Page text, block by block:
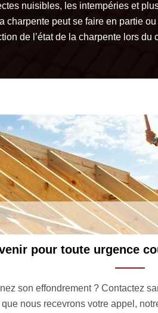
nuisibles, les intempéries et
charpente peut se faire en partie
de l’état de la charpente lors du
à Masseilles 33690
MM Rénovation toiture 33
pour intervenir chez vous